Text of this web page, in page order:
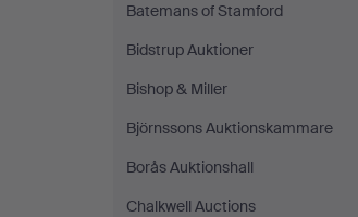
Batemans of Stamford
Bidstrup Auktioner
Bishop & Miller
Björnssons Auktionskammare
Borås Auktionshall
Chalkwell Auctions